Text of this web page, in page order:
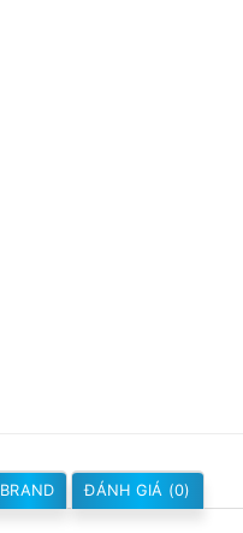
BRAND ĐÁNH GIÁ (0)